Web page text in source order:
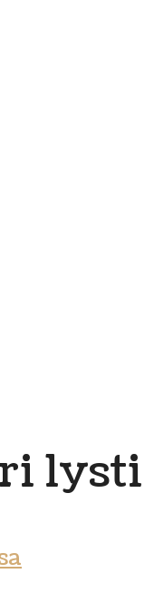
lysti